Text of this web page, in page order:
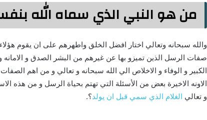
من هو النبي الذي سماه الله
والله سبحانه وتعالي اختار افضل الخلق واطهرهم على ان يقوم
صفات الرسل الذين تميزو بها عن غيرهم من البشر الصدق و الامانه
الكبير و الوفاء و الاخلاص الي الله سبحانه و تعالي و من اهم
الاونه الاخيرة بعض من الأسئلة التي تهتم بحياة الرسل و من هذه
و تعالي الغلام الذي سمي قبل ان يولد؟.